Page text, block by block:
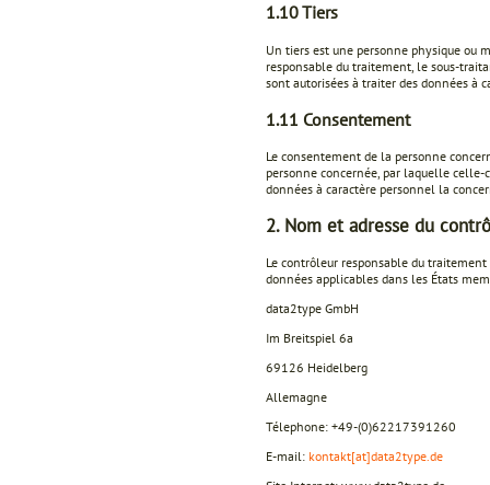
1.10 Tiers
Un tiers est une personne physique ou
responsable du traitement, le sous-
sont autorisées à traiter des données à
1.11 Consentement
Le consentement de la personne
personne concernée, par laquelle
données à caractère personnel la
2. Nom et adresse du
Le contrôleur responsable du
données applicables dans les États
data2type GmbH
Im Breitspiel 6a
69126 Heidelberg
Allemagne
Télephone: +49-(0)62217391260
E-mail: kontakt[at]data2type.de